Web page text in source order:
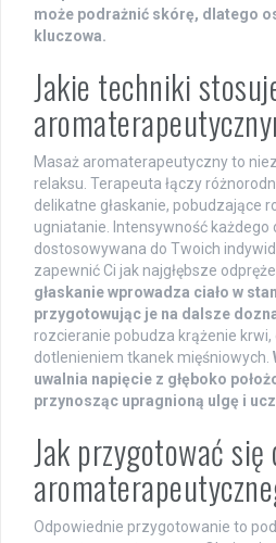
może podrażnić skórę, dlatego
kluczowa.
Jakie techniki
Masaż aromaterapeutyczny to
relaksu. Terapeuta łączy
delikatne głaskanie, pobudzające
ugniatanie. Intensywność każdego
dostosowywana do Twoich
zapewnić Ci jak najgłębsze
głaskanie wprowadza ciało w
przygotowując je na dalsze
rozcieranie pobudza krążenie
dotlenieniem tkanek mięśniowych.
uwalnia napięcie z głęboko
przynosząc upragnioną ulgę i
Jak przygotować się
Odpowiednie przygotowanie to